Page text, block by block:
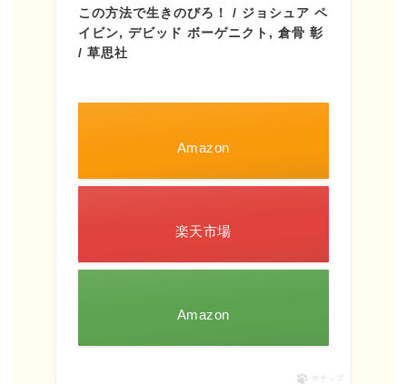
この方法で生きのびろ！ / ジョシュア ペ
イビン, デビッド ボーゲニクト, 倉骨 彰
/ 草思社
Amazon
楽天市場
Amazon
ポチップ